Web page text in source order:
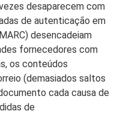
desaparecem com
de autenticação em
desencadeiam
fornecedores com
os conteúdos
(demasiados saltos
cada causa de
de